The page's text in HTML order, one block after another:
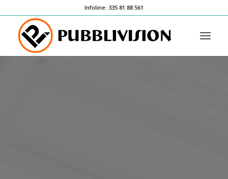
Infoline: 335 81 88 561